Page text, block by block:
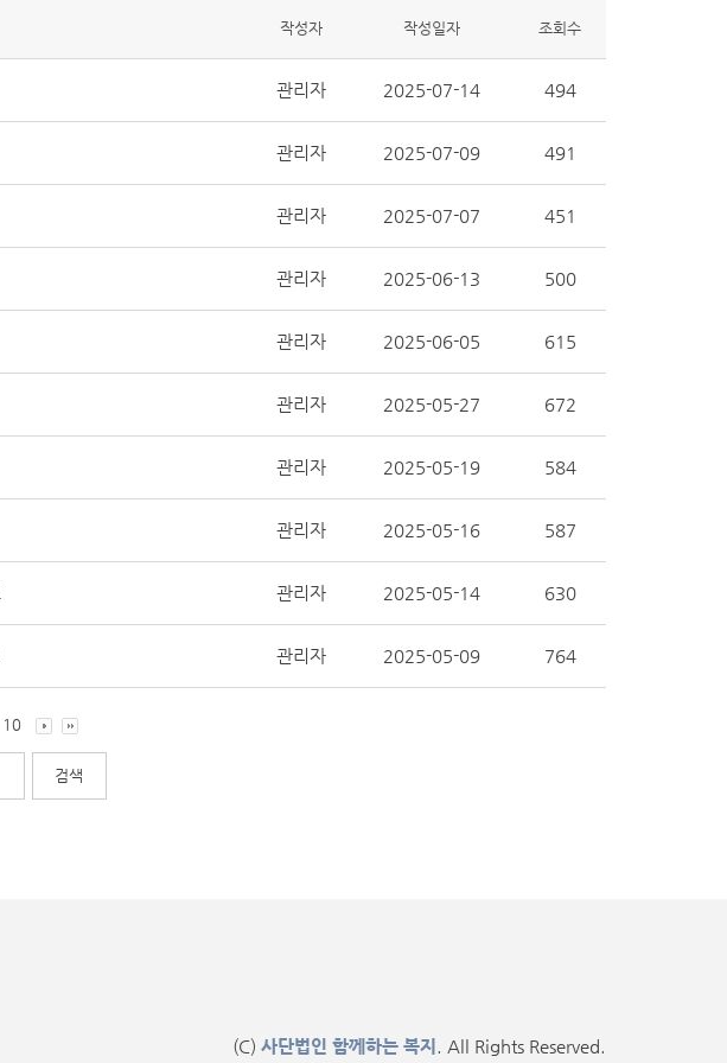
작성자 작성일자 조회수
관리자 2025-07-14 494
관리자 2025-07-09 491
관리자 2025-07-07 451
관리자 2025-06-13 500
관리자 2025-06-05 615
관리자 2025-05-27 672
관리자 2025-05-19 584
관리자 2025-05-16 587
관리자 2025-05-14 630
관리자 2025-05-09 764
10
(C) 사단법인 함께하는 복지 . All Rights Reserved.